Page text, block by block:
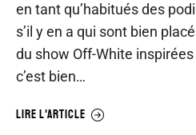
en tant qu’habitués des
s’il y en a qui sont bien
du show Off-White
c’est bien…
LIRE L'ARTICLE